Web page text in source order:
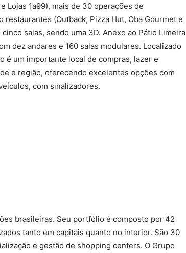
Lojas 1a99), mais de 30 operações de
(Outback, Pizza Hut, Oba Gourmet e
salas, sendo uma 3D. Anexo ao Pátio Limeira
dez andares e 160 salas modulares. Localizado
é um importante local de compras, lazer e
e região, oferecendo excelentes opções com
com sinalizadores.
brasileiras. Seu portfólio é composto por 42
tanto em capitais quanto no interior. São 30
e gestão de shopping centers. O Grupo